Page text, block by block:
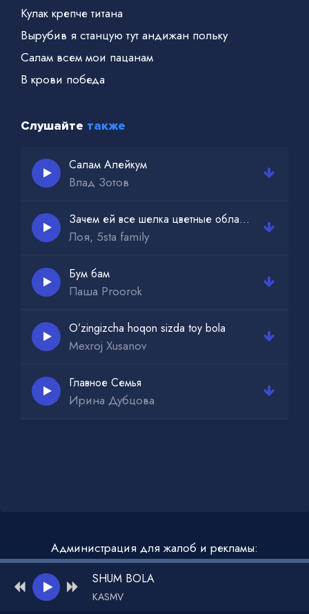
Кулак крепче титана
Вырубив я станцую тут андижан польку
Салам всем мои пацанам
В крови победа
Слушайте также
Салам Алейкум
Влад Зотов
Зачем ей все шелка цветные облака тик ток ремикс
Лоя, 5sta family
Бум бам
Паша Proorok
O’zingizcha hoqon sizda toy bola
Mexroj Xusanov
Главное Семья
Ирина Дубцова
Администрация для жалоб и рекламы:
admin@muzdark.net
SHUM BOLA
KASMV